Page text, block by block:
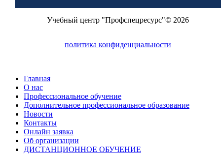
Учебный центр "Профспецресурс"© 2026
политика конфиденциальности
Главная
О нас
Профессиональное обучение
Дополнительное профессиональное образование
Новости
Контакты
Онлайн заявка
Об организации
ДИСТАНЦИОННОЕ ОБУЧЕНИЕ